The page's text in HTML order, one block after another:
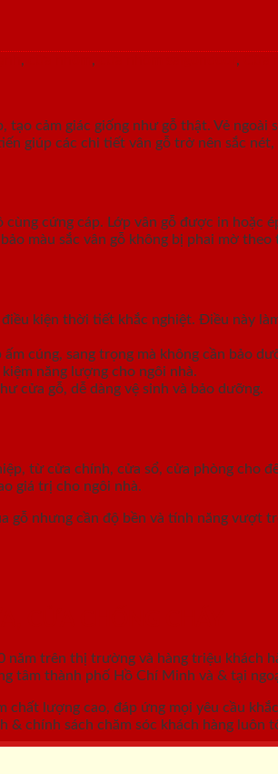
, , ,
cảm giác giống như gỗ thật. Vẻ
giúp các chi tiết vân gỗ trở nên sắc
cứng cáp. Lớp vân gỗ được in hoặc
màu sắc vân gỗ không bị phai mờ
kiện thời tiết khắc nghiệt. Điều này
cúng, sang trọng mà không cần bảo
năng lượng cho ngôi nhà.
cửa gỗ, dễ dàng vệ sinh và bảo dưỡng.
từ cửa chính, cửa sổ, cửa phòng cho
giá trị cho ngôi nhà.
gỗ nhưng cần độ bền và tính năng vượt
năm trên thị trường và hàng triệu khách
tâm thành phố Hồ Chí Minh và & tại
chất lượng cao, đáp ứng mọi yêu cầu
chính sách chăm sóc khách hàng luôn